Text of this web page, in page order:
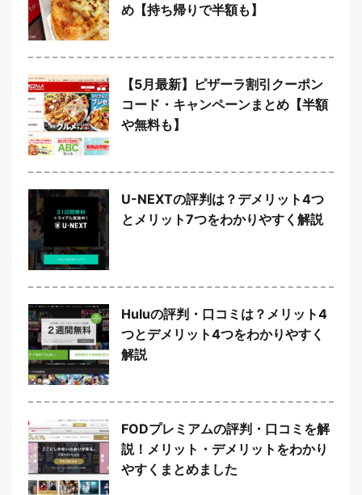
め【持ち帰りで半額も】
【5月最新】ピザーラ割引クーポン
コード・キャンペーンまとめ【半額
や無料も】
U-NEXTの評判は？デメリット4つ
とメリット7つをわかりやすく解説
Huluの評判・口コミは？メリット4
つとデメリット4つをわかりやすく
解説
FODプレミアムの評判・口コミを解
説！メリット・デメリットをわかり
やすくまとめました